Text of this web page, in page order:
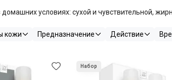
условиях: сухой и чувствительной,
кожи Предназначение Действие